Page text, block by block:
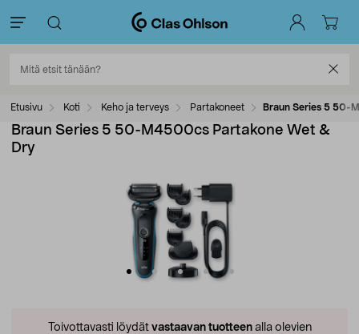
Etusivu Koti Keho ja terveys Partakoneet Braun Series 5 50-
Braun Series 5 50-M4500cs Partakone Wet &
Dry
Toivottavasti löydät vastaavan tuotteenalla olevien